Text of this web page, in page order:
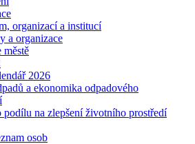
organizací a institucí
a organizace
městě
2026
a ekonomika odpadového
podílu na zlepšení životního prostředí
osob